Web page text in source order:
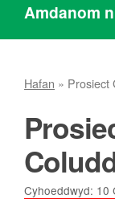
Amdanom
Hafan » Prosiect
Cyhoeddwyd: 10